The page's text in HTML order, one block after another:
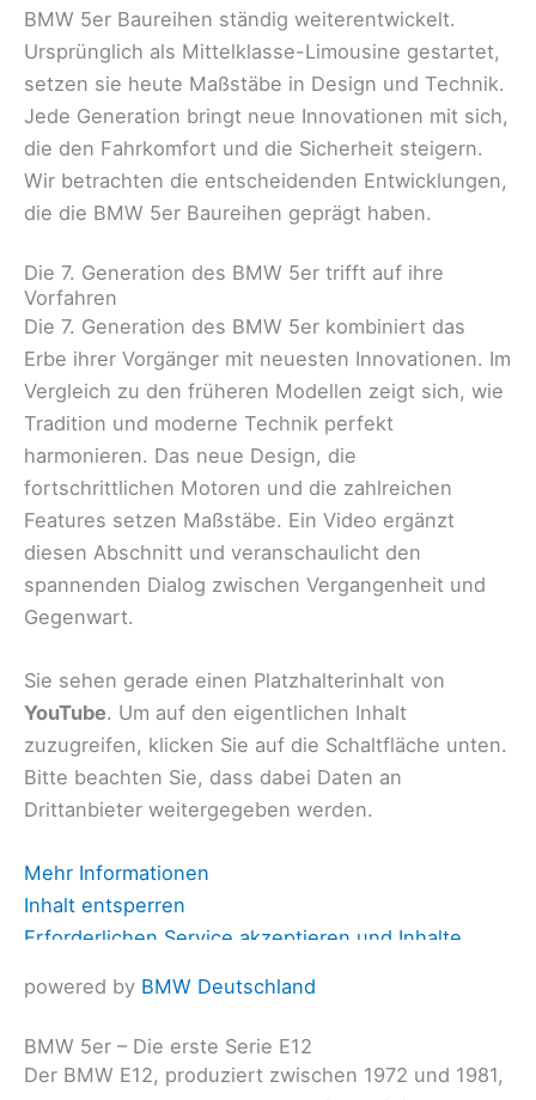
BMW 5er Baureihen ständig weiterentwickelt.
Ursprünglich als Mittelklasse-Limousine gestartet,
setzen sie heute Maßstäbe in Design und Technik.
Jede Generation bringt neue Innovationen mit sich,
die den Fahrkomfort und die Sicherheit steigern.
Wir betrachten die entscheidenden Entwicklungen,
die die BMW 5er Baureihen geprägt haben.
Die 7. Generation des BMW 5er trifft auf ihre
Vorfahren
Die 7. Generation des BMW 5er kombiniert das
Erbe ihrer Vorgänger mit neuesten Innovationen. Im
Vergleich zu den früheren Modellen zeigt sich, wie
Tradition und moderne Technik perfekt
harmonieren. Das neue Design, die
fortschrittlichen Motoren und die zahlreichen
Features setzen Maßstäbe. Ein Video ergänzt
diesen Abschnitt und veranschaulicht den
spannenden Dialog zwischen Vergangenheit und
Gegenwart.
Sie sehen gerade einen Platzhalterinhalt von
YouTube. Um auf den eigentlichen Inhalt
zuzugreifen, klicken Sie auf die Schaltfläche unten.
Bitte beachten Sie, dass dabei Daten an
Drittanbieter weitergegeben werden.
Mehr Informationen
Inhalt entsperren
Erforderlichen Service akzeptieren und Inhalte
powered by BMW Deutschland
BMW 5er – Die erste Serie E12
Der BMW E12, produziert zwischen 1972 und 1981,